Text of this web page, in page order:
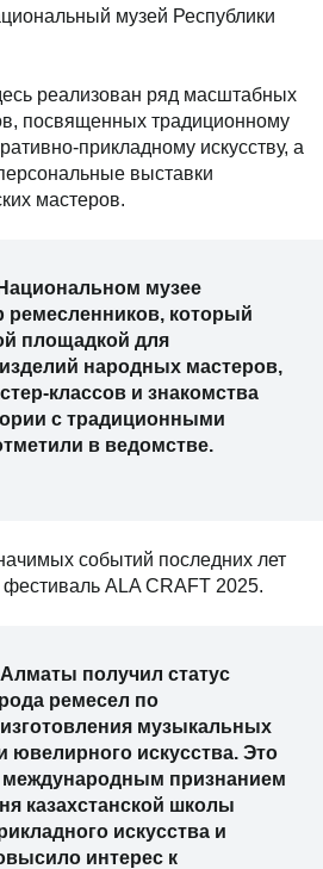
музей Республики
реализован ряд масштабных
посвященных традиционному
прикладному искусству, а
выставки
мастеров.
музее
ремесленников, который
площадкой для
народных мастеров,
классов и знакомства
с традиционными
в ведомстве.
событий последних лет
ALA CRAFT 2025.
получил статус
ремесел по
музыкальных
ювелирного искусства. Это
международным признанием
казахстанской школы
искусства и
интерес к